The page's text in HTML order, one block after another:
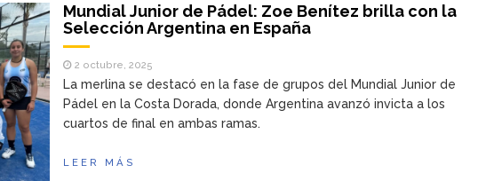
Mundial Junior de Pádel: Zoe Benítez brilla con la
Selección Argentina en España
2 octubre, 2025
La merlina se destacó en la fase de grupos del Mundial Junior de
Pádel en la Costa Dorada, donde Argentina avanzó invicta a los
cuartos de final en ambas ramas.
LEER MÁS